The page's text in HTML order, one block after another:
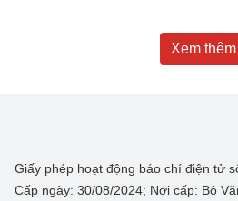
Xem thêm
Giấy phép hoạt động báo chí điện tử
Cấp ngày: 30/08/2024; Nơi cấp: Bộ